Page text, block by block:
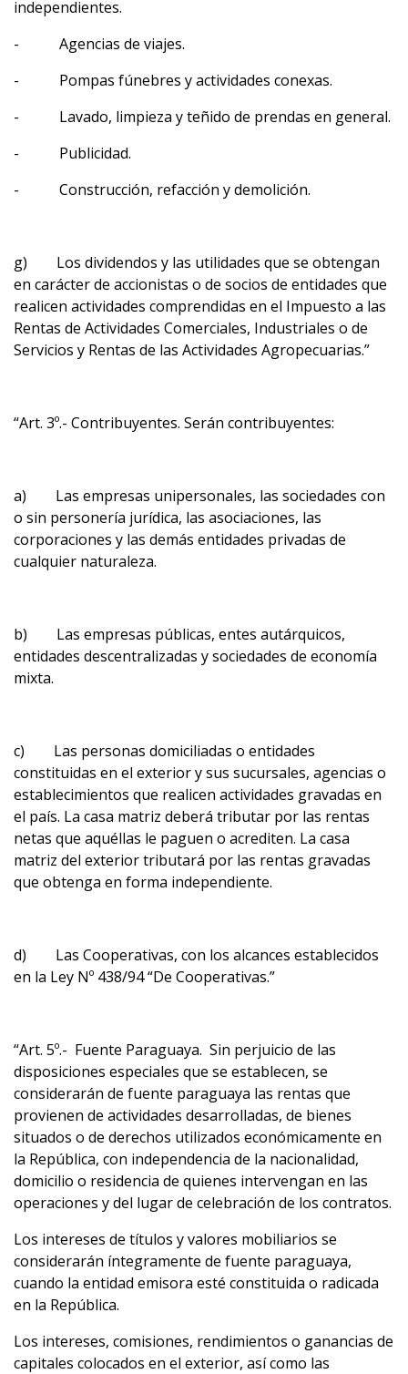
independientes.
- Agencias de viajes.
- Pompas fúnebres y actividades conexas.
- Lavado, limpieza y teñido de prendas en general.
- Publicidad.
- Construcción, refacción y demolición.
g) Los dividendos y las utilidades que se obtengan
en carácter de accionistas o de socios de entidades que
realicen actividades comprendidas en el Impuesto a las
Rentas de Actividades Comerciales, Industriales o de
Servicios y Rentas de las Actividades Agropecuarias.”
“Art. 3º.- Contribuyentes. Serán contribuyentes:
a) Las empresas unipersonales, las sociedades con
o sin personería jurídica, las asociaciones, las
corporaciones y las demás entidades privadas de
cualquier naturaleza.
b) Las empresas públicas, entes autárquicos,
entidades descentralizadas y sociedades de economía
mixta.
c) Las personas domiciliadas o entidades
constituidas en el exterior y sus sucursales, agencias o
establecimientos que realicen actividades gravadas en
el país. La casa matriz deberá tributar por las rentas
netas que aquéllas le paguen o acrediten. La casa
matriz del exterior tributará por las rentas gravadas
que obtenga en forma independiente.
d) Las Cooperativas, con los alcances establecidos
en la Ley Nº 438/94 “De Cooperativas.”
“Art. 5º.- Fuente Paraguaya. Sin perjuicio de las
disposiciones especiales que se establecen, se
considerarán de fuente paraguaya las rentas que
provienen de actividades desarrolladas, de bienes
situados o de derechos utilizados económicamente en
la República, con independencia de la nacionalidad,
domicilio o residencia de quienes intervengan en las
operaciones y del lugar de celebración de los contratos.
Los intereses de títulos y valores mobiliarios se
considerarán íntegramente de fuente paraguaya,
cuando la entidad emisora esté constituida o radicada
en la República.
Los intereses, comisiones, rendimientos o ganancias de
capitales colocados en el exterior, así como las